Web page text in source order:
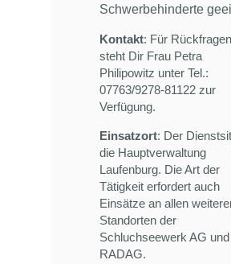
Schwerbehinderte
Kontakt: Für Rückfragen
steht Dir Frau Petra
Philipowitz unter Tel.:
07763/9278-81122 zur
Verfügung.
Einsatzort: Der
die Hauptverwaltung
Laufenburg. Die Art der
Tätigkeit erfordert auch
Einsätze an allen
Standorten der
Schluchseewerk AG
RADAG.